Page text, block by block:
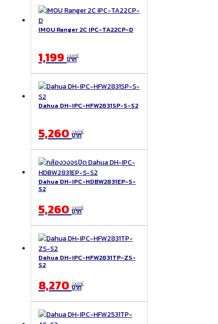
latest
IMOU Ranger 2C IPC-TA22CP-D
1,199 รวมภาษี
บาท
Dahua DH-IPC-HFW2831SP-S-S2
5,260 รวมภาษี
บาท
Dahua DH-IPC-HDBW2831EP-S-
S2
5,260 รวมภาษี
บาท
Dahua DH-IPC-HFW2831TP-ZS-
S2
8,270 รวมภาษี
บาท